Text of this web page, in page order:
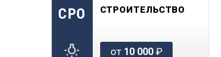
СРО СТРОИТЕЛЬСТВО
от 10 000₽